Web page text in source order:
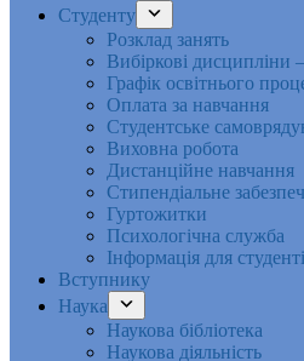
Студенту
Розклад занять
Вибіркові дисципліни
Графік освітнього
Оплата за навчання
Студентське
Виховна робота
Дистанційне навчання
Стипендіальне
Гуртожитки
Психологічна служба
Інформація для
Вступнику
Наука
Наукова бібліотека
Наукова діяльність